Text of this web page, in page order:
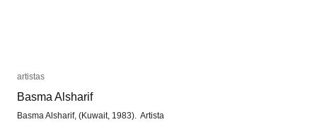
artistas
Basma Alsharif
Basma Alsharif, (Kuwait, 1983). Artista
artistas
Basma Alsharif